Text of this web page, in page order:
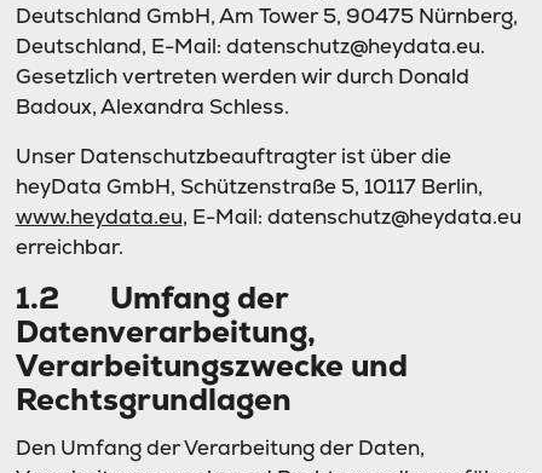
Deutschland GmbH, Am Tower 5, 90475 Nürnberg,
Deutschland, E-Mail: datenschutz@heydata.eu.
Gesetzlich vertreten werden wir durch Donald
Badoux, Alexandra Schless.
Unser Datenschutzbeauftragter ist über die
heyData GmbH, Schützenstraße 5, 10117 Berlin,
www.heydata.eu, E-Mail: datenschutz@heydata.eu
erreichbar.
1.2 Umfang der
Datenverarbeitung,
Verarbeitungszwecke und
Rechtsgrundlagen
Den Umfang der Verarbeitung der Daten,